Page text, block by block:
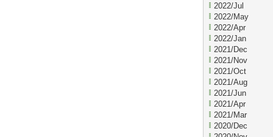
2022/Jul
2022/May
2022/Apr
2022/Jan
2021/Dec
2021/Nov
2021/Oct
2021/Aug
2021/Jun
2021/Apr
2021/Mar
2020/Dec